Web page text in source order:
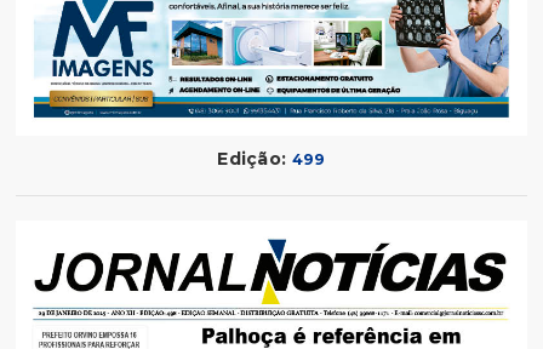
Edição: 499